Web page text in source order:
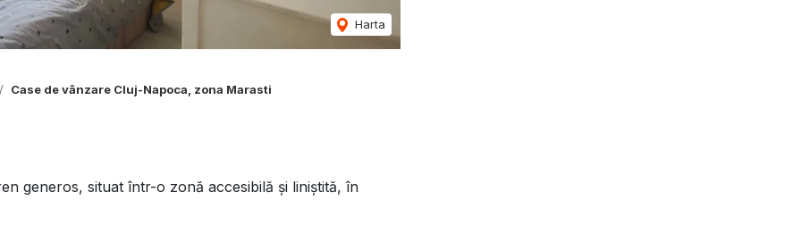
Harta
Case de vânzare Cluj-Napoca, zona Marasti
generos, situat într-o zonă accesibilă și liniștită, în